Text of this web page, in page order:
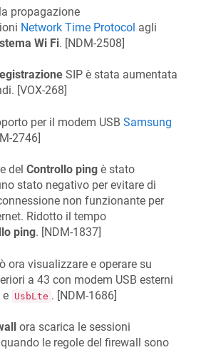
propagazione
Network Time Protocol agli
Wi Fi. [NDM-2508]
SIP è stata aumentata
[VOX-268]
per il modem USB Samsung
2746]
del Controllo ping è stato
stato negativo per evitare di
non funzionante per
Ridotto il tempo
ping. [NDM-1837]
ora visualizzare e operare su
a 43 con modem USB esterni
e UsbLte . [NDM-1686]
ora scarica le sessioni
le regole del firewall sono